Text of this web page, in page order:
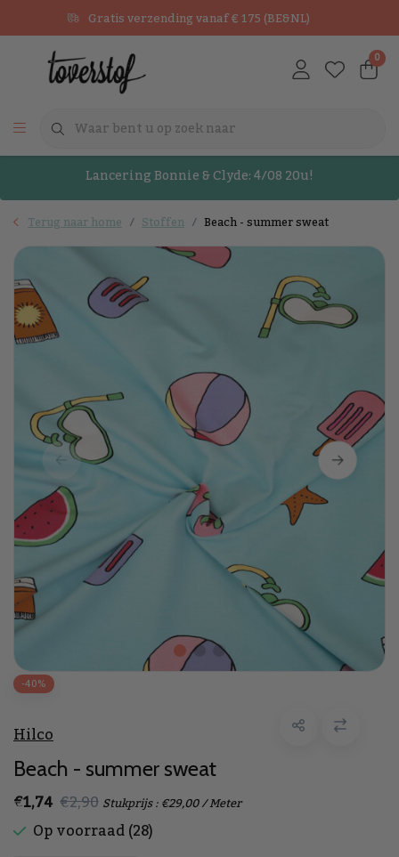
Gratis verzending vanaf € 175 (BE&NL)
0
Lancering Bonnie & Clyde: 4/08 20u!
Terug naar home Stoffen Beach - summer sweat
-40%
Hilco
Beach - summer sweat
€1,74 €2,90Stukprijs : €29,00 / Meter
Op voorraad (28)